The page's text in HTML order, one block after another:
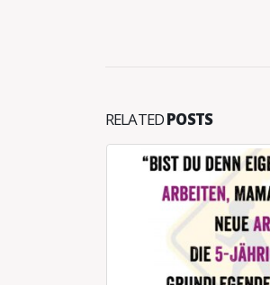
RELATEDPOSTS